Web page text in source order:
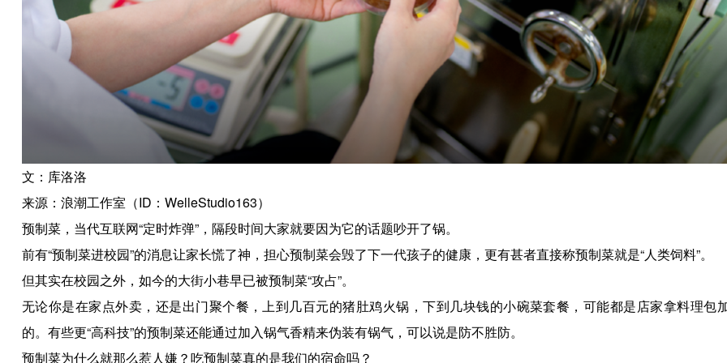
文：库洛洛
来源：浪潮工作室（ID：WelleStudio163）
预制菜，当代互联网“定时炸弹”，隔段时间大家就要因为它的话题吵开了锅。
前有“预制菜进校园”的消息让家长慌了神，担心预制菜会毁了下一代孩子的健康，更有甚者直接称预制菜就是“人类饲料”。
但其实在校园之外，如今的大街小巷早已被预制菜“攻占”。
无论你是在家点外卖，还是出门聚个餐，上到几百元的猪肚鸡火锅，下到几块钱的小碗菜套餐，可能都是店家拿料理包
的。有些更“高科技”的预制菜还能通过加入锅气香精来伪装有锅气，可以说是防不胜防。
预制菜为什么就那么惹人嫌？吃预制菜真的是我们的宿命吗？